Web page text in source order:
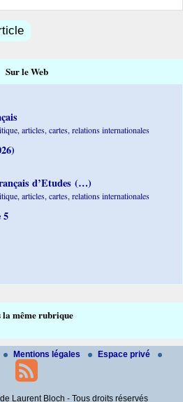
Sur le Web
articles, cartes, relations internationales
d’Etudes (…)
articles, cartes, relations internationales
5
la même rubrique
Mentions légales Espace privé
Laurent Bloch - Tous droits réservés